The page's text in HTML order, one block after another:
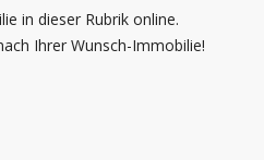
in dieser Rubrik online.
Ihrer Wunsch-Immobilie!